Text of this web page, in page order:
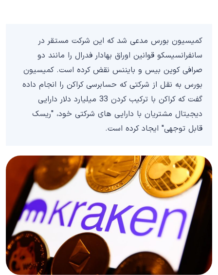
کمیسیون بورس مدعی شد که این شرکت مستقر در
سانفرانسیسکو قوانین اوراق بهادار فدرال را مانند دو
صرافی کوین بیس و بایننس نقض کرده است. کمیسیون
بورس به نقل از شرکتی که حسابرسی کراکن را انجام داده
گفت که کراکن با ترکیب کردن 33 میلیارد دلار دارایی
دیجیتال مشتریان با دارایی های شرکتی خود، "ریسک
قابل توجهی" ایجاد کرده است.